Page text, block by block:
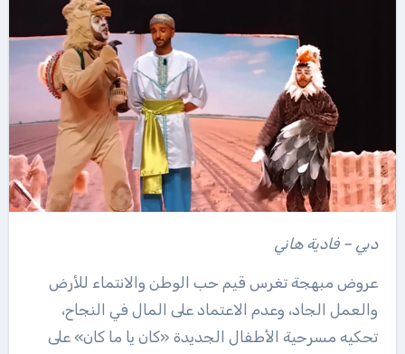
دبي – فادية هاني
عروض مبهجة تغرس قيم حب الوطن والانتماء للأرض
والعمل الجاد، وعدم الاعتماد على المال في النجاح،
تحكيه مسرحية الأطفال الجديدة «كان يا ما كان» على